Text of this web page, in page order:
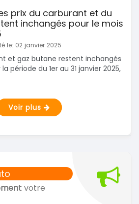
votre
prix du carburant et du
inchangés pour le mois
le: 02 janvier 2025
et gaz butane restent inchangés
période du 1er au 31 janvier 2025,
Voir plus